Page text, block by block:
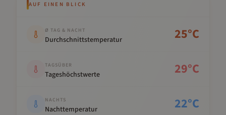
AUF EINEN BLICK
Ø TAG & NACHT
Durchschnittstemperatur 25°C
TAGSÜBER
Tageshöchstwerte 29°C
NACHTS
Nachttemperatur 22°C